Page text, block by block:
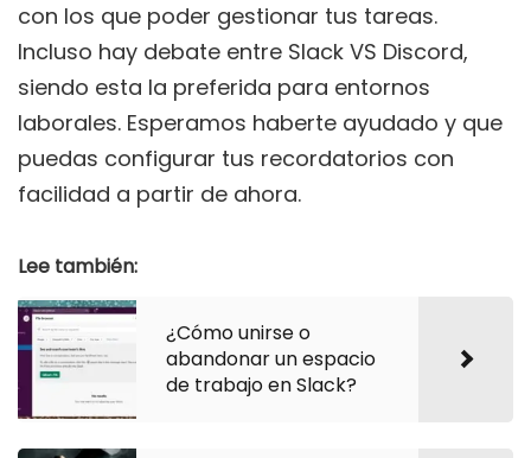
con los que poder gestionar tus tareas.
Incluso hay debate entre Slack VS Discord,
siendo esta la preferida para entornos
laborales. Esperamos haberte ayudado y que
puedas configurar tus recordatorios con
facilidad a partir de ahora.
Lee también:
¿Cómo unirse o
abandonar un espacio
de trabajo en Slack?